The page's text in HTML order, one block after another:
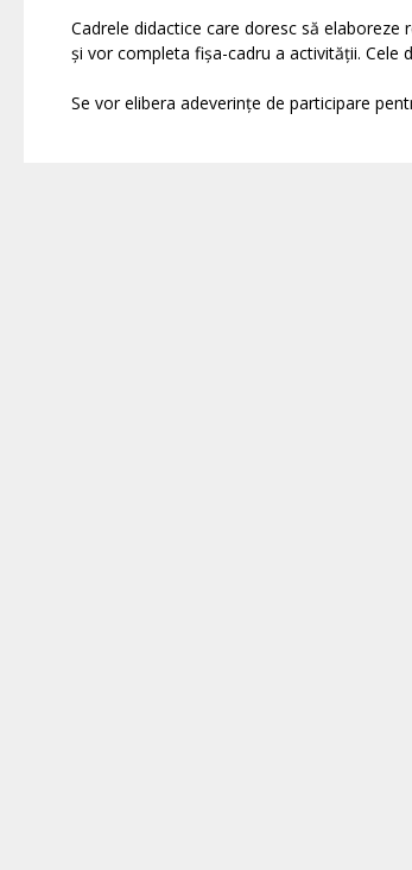
Cadrele didactice care doresc să
și vor completa fișa-cadru a activității. Cele
Se vor elibera adeverințe de participare